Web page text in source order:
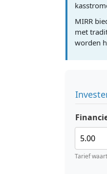
MIRR
met
worden
Tarief